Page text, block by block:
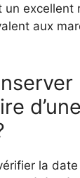
un excellent
aux
la